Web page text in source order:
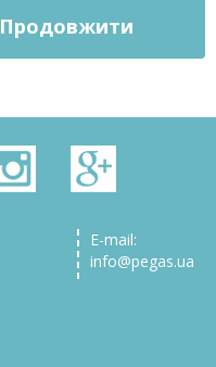
Продовжити
E-mail:
info@pegas.ua